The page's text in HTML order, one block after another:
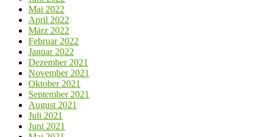
Mai 2022
April 2022
März 2022
Februar 2022
Januar 2022
Dezember 2021
November 2021
Oktober 2021
September 2021
August 2021
Juli 2021
Juni 2021